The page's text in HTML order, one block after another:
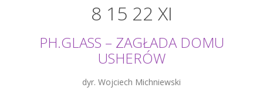
8 15 22 XI
PH.GLASS – ZAGŁADA DOMU
USHERÓW
dyr. Wojciech Michniewski